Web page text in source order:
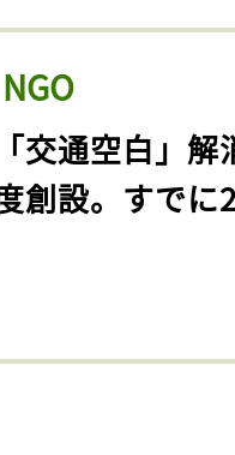
交通空白」解
創設。すでに